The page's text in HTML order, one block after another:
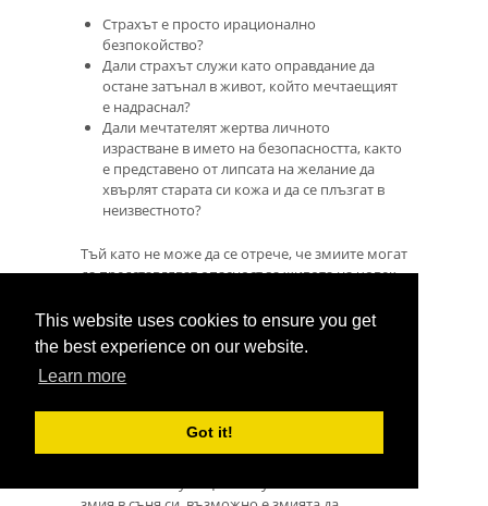
This website uses cookies to ensure you get
the best experience on our website.
Learn more
Got it!
Страхът е просто ирационално
безпокойство?
Дали страхът служи като оправдание да
остане затънал в живот, който мечтаещият
е надраснал?
Дали мечтателят жертва личното
израстване в името на безопасността, както
е представено от липсата на желание да
хвърлят старата си кожа и да се плъзгат в
неизвестното?
Тъй като не може да се отрече, че змиите могат
да представляват опасност за живота на човек,
предупредителни символи, когато се появят в
сънищата. Това предупреждение би могло да
се отнася за много неща, но мечтателят зависи
да внимава за сигналите, идващи от
Любопитството / Интрига